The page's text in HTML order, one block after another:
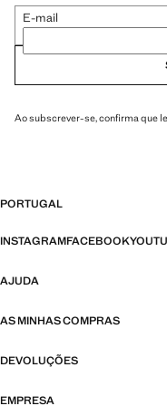
E-mail
Ao subscrever-se, confirma que
PORTUGAL
INSTAGRAMFACEBOOK
AJUDA
AS MINHAS COMPRAS
DEVOLUÇÕES
EMPRESA